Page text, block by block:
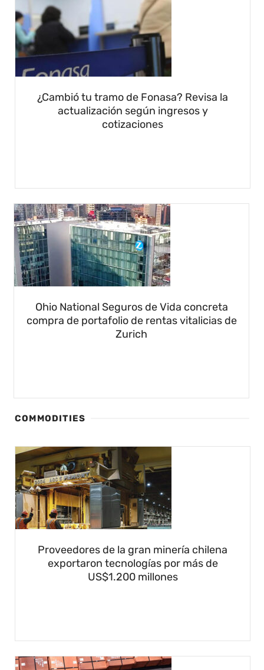
¿Cambió tu tramo de Fonasa? Revisa la
actualización según ingresos y
cotizaciones
Ohio National Seguros de Vida concreta
compra de portafolio de rentas vitalicias de
Zurich
COMMODITIES
Proveedores de la gran minería chilena
exportaron tecnologías por más de
US$1.200 millones